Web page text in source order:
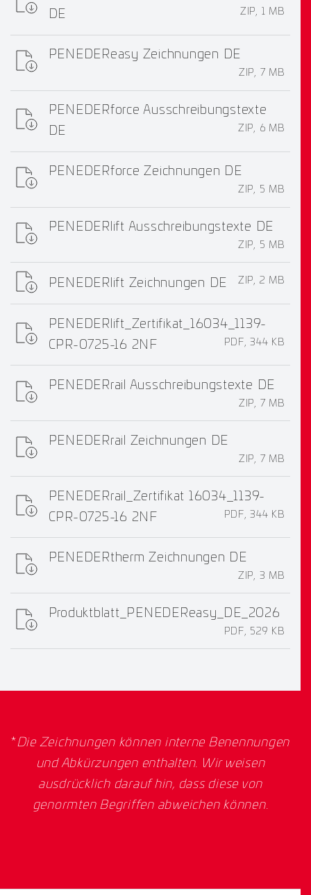
DE
ZIP, 1 MB
PENEDEReasy Zeichnungen DE
ZIP, 7 MB
PENEDERforce Ausschreibungstexte
DE
ZIP, 6 MB
PENEDERforce Zeichnungen DE
ZIP, 5 MB
PENEDERlift Ausschreibungstexte DE
ZIP, 5 MB
PENEDERlift Zeichnungen DE ZIP, 2 MB
PENEDERlift_Zertifikat_16034_1139-
CPR-0725-16 2NF
PDF, 344 KB
PENEDERrail Ausschreibungstexte DE
ZIP, 7 MB
PENEDERrail Zeichnungen DE
ZIP, 7 MB
PENEDERrail_Zertifikat 16034_1139-
CPR-0725-16 2NF
PDF, 344 KB
PENEDERtherm Zeichnungen DE
ZIP, 3 MB
Produktblatt_PENEDEReasy_DE_2026
PDF, 529 KB
*Die Zeichnungen können interne Benennungen
und Abkürzungen enthalten. Wir weisen
ausdrücklich darauf hin, dass diese von
genormten Begriffen abweichen können.